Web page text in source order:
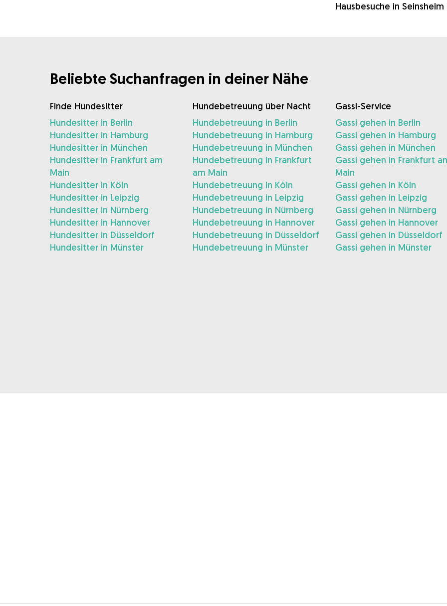
Hausbesuche in Seinsheim
Beliebte Suchanfragen in deiner Nähe
Finde Hundesitter
Hundesitter in Berlin
Hundesitter in Hamburg
Hundesitter in München
Hundesitter in Frankfurt am
Main
Hundesitter in Köln
Hundesitter in Leipzig
Hundesitter in Nürnberg
Hundesitter in Hannover
Hundesitter in Düsseldorf
Hundesitter in Münster
Hundebetreuung über Nacht
Hundebetreuung in Berlin
Hundebetreuung in Hamburg
Hundebetreuung in München
Hundebetreuung in Frankfurt
am Main
Hundebetreuung in Köln
Hundebetreuung in Leipzig
Hundebetreuung in Nürnberg
Hundebetreuung in Hannover
Hundebetreuung in Düsseldorf
Hundebetreuung in Münster
Gassi-Service
Gassi gehen in Berlin
Gassi gehen in Hamburg
Gassi gehen in München
Gassi gehen in Frankfurt
Main
Gassi gehen in Köln
Gassi gehen in Leipzig
Gassi gehen in Nürnberg
Gassi gehen in Hannover
Gassi gehen in Düsseldorf
Gassi gehen in Münster